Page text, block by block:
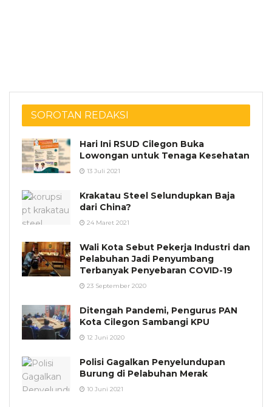
SOROTAN REDAKSI
Hari Ini RSUD Cilegon Buka
Lowongan untuk Tenaga Kesehatan
13 Juli 2021
Krakatau Steel Selundupkan Baja
dari China?
24 Maret 2021
Wali Kota Sebut Pekerja Industri dan
Pelabuhan Jadi Penyumbang
Terbanyak Penyebaran COVID-19
23 September 2020
Ditengah Pandemi, Pengurus PAN
Kota Cilegon Sambangi KPU
12 Juni 2020
Polisi Gagalkan Penyelundupan
Burung di Pelabuhan Merak
10 Juni 2021